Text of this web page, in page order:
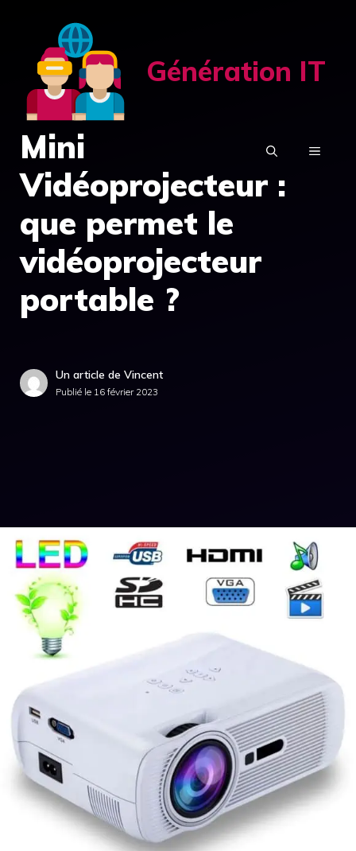
contenu
Génération IT
MENU
Mini
Vidéoprojecteur :
que permet le
vidéoprojecteur
portable ?
Un article de Vincent
Publié le 16 février 2023